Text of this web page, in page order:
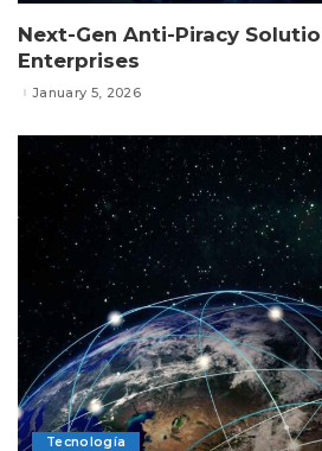
Next-Gen Anti-Piracy
Enterprises
January 5, 2026
Tecnología